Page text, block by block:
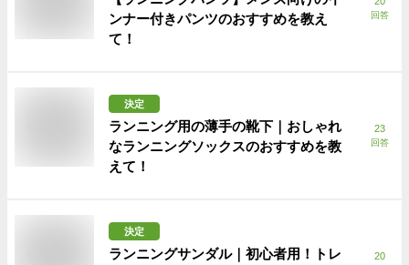
ンナー付きパンツのおすすめを教え
て！
回答
決定
ランニング用の薄手の靴下｜おしゃれ
なランニングソックスのおすすめを教
えて！
23
回答
決定
ランニングサンダル｜初心者用！トレ
20